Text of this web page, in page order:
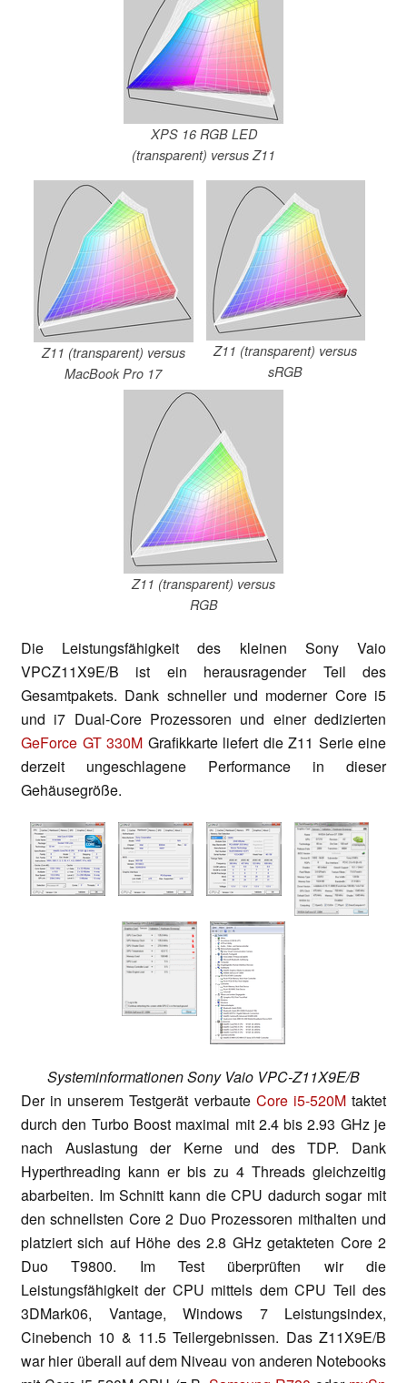
XPS 16 RGB LED
(transparent) versus Z11
Z11 (transparent) versus
MacBook Pro 17
Z11 (transparent) versus
sRGB
Z11 (transparent) versus
RGB
Die Leistungsfähigkeit des kleinen Sony Vaio
VPCZ11X9E/B ist ein herausragender Teil des
Gesamtpakets. Dank schneller und moderner Core i5
und i7 Dual-Core Prozessoren und einer dedizierten
GeForce GT 330M Grafikkarte liefert die Z11 Serie eine
derzeit ungeschlagene Performance in dieser
Gehäusegröße.
Systeminformationen Sony Vaio VPC-Z11X9E/B
Der in unserem Testgerät verbaute Core i5-520Mtaktet
durch den Turbo Boost maximal mit 2.4 bis 2.93 GHz je
nach Auslastung der Kerne und des TDP. Dank
Hyperthreading kann er bis zu 4 Threads gleichzeitig
abarbeiten. Im Schnitt kann die CPU dadurch sogar mit
den schnellsten Core 2 Duo Prozessoren mithalten und
platziert sich auf Höhe des 2.8 GHz getakteten Core 2
Duo T9800. Im Test überprüften wir die
Leistungsfähigkeit der CPU mittels dem CPU Teil des
3DMark06, Vantage, Windows 7 Leistungsindex,
Cinebench 10 & 11.5 Teilergebnissen. Das Z11X9E/B
war hier überall auf dem Niveau von anderen Notebooks